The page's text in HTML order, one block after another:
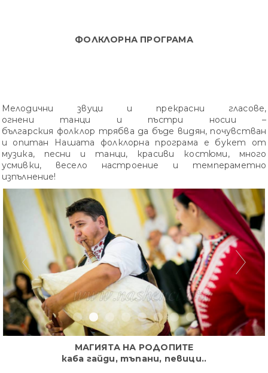
ФОЛКЛОРНА ПРОГРАМА
Мелодични звуци и прекрасни гласове,
огнени танци и пъстри носии –
българския фолклор трябва да бъде видян, почувстван
и опитан Нашата фолклорна програма е букет от
музика, песни и танци, красиви костюми, много
усмивки, весело настроение и темпераметно
изпълнение!
МАГИЯТА НА РОДОПИТЕ
каба гайди, тъпани, певици..